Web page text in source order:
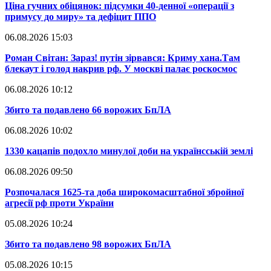
​Ціна гучних обіцянок: підсумки 40-денної «операції з
примусу до миру» та дефіцит ППО
06.08.2026 15:03
​Роман Світан: Зараз! путін зірвався: Криму хана.Там
блекаут і голод накрив рф. У москві палає роскосмос
06.08.2026 10:12
​Збито та подавлено 66 ворожих БпЛА
06.08.2026 10:02
​1330 кацапів подохло минулої доби на українсській землі
06.08.2026 09:50
​Розпочалася 1625-та доба широкомасштабної збройної
агресії рф проти України
05.08.2026 10:24
​Збито та подавлено 98 ворожих БпЛА
05.08.2026 10:15